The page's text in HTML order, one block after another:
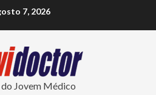
7, 2026
Jovem Médico